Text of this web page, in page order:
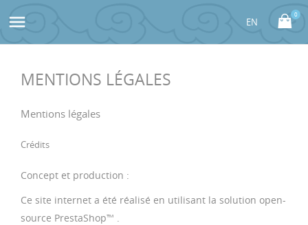
 0
MENTIONS LÉGALES
Mentions légales
Crédits
Concept et production :
Ce site internet a été réalisé en utilisant la solution open-
source PrestaShop™ .